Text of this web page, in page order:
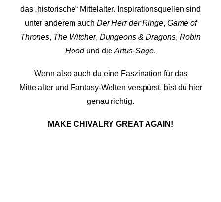
das „historische“ Mittelalter. Inspirationsquellen sind
unter anderem auch Der Herr der Ringe, Game of
Thrones, The Witcher, Dungeons & Dragons, Robin
Hoodund die Artus-Sage.
Wenn also auch du eine Faszination für das
Mittelalter und Fantasy-Welten verspürst, bist du hier
genau richtig.
MAKE CHIVALRY GREAT AGAIN!